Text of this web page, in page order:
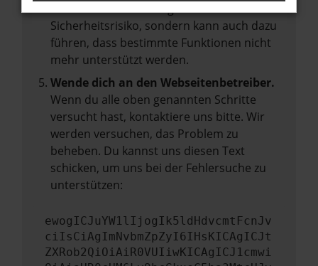
Veraltete Software birgt nicht nur ein
Sicherheitsrisiko, sondern kann auch dazu
führen, dass bestimmte Funktionen nicht
mehr unterstützt werden.
Wende dich an den Webseitenbetreiber.
Wenn du alle oben genannten Schritte
versucht hast, kontaktiere uns bitte. Wir
werden versuchen, das Problem zu
beheben. Du kannst uns diesen Text
schicken, um uns bei der Fehlersuche zu
unterstützen:
ewogICJuYW1lIjogIk5ldHdvcmtFcnJv
ciIsCiAgImNvbmZpZyI6IHsKICAgICJt
ZXRob2QiOiAiR0VUIiwKICAgICJ1cmwi